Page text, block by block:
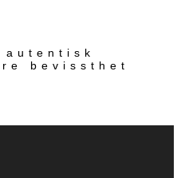
bevissthet